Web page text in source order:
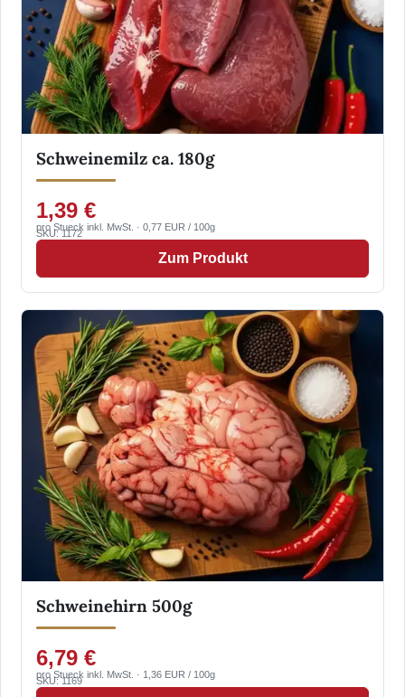
Schweinemilz ca. 180g
1,39 €
pro Stueck inkl. MwSt. · 0,77 EUR / 100g
SKU: 1172
Zum Produkt
Schweinehirn 500g
6,79 €
pro Stueck inkl. MwSt. · 1,36 EUR / 100g
SKU: 1169